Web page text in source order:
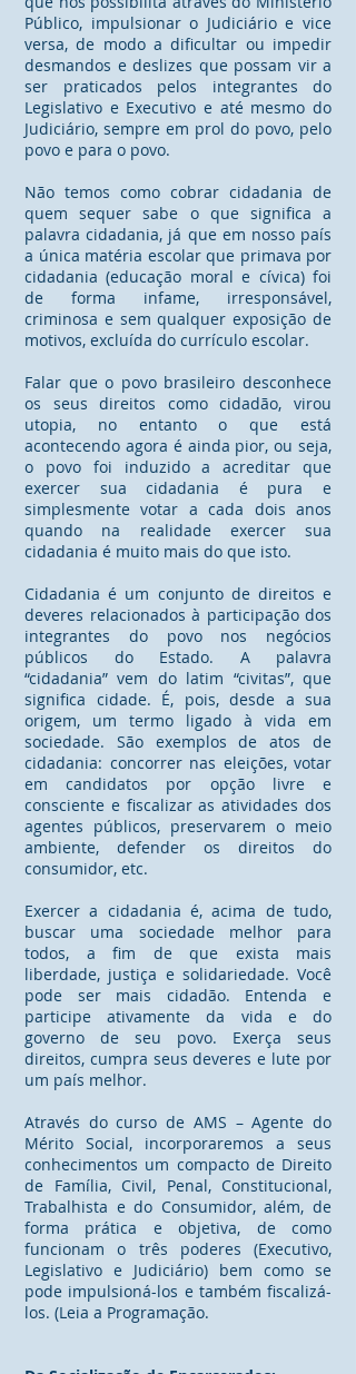
Público, impulsionar o Judiciário e vice
versa, de modo a dificultar ou impedir
desmandos e deslizes que possam vir a
ser praticados pelos integrantes do
Legislativo e Executivo e até mesmo do
Judiciário, sempre em prol do povo, pelo
povo e para o povo.
Não temos como cobrar cidadania de
quem sequer sabe o que significa a
palavra cidadania, já que em nosso país
a única matéria escolar que primava por
cidadania (educação moral e cívica) foi
de forma infame, irresponsável,
criminosa e sem qualquer exposição de
motivos, excluída do currículo escolar.
Falar que o povo brasileiro desconhece
os seus direitos como cidadão, virou
utopia, no entanto o que está
acontecendo agora é ainda pior, ou seja,
o povo foi induzido a acreditar que
exercer sua cidadania é pura e
simplesmente votar a cada dois anos
quando na realidade exercer sua
cidadania é muito mais do que isto.
Cidadania é um conjunto de direitos e
deveres relacionados à participação dos
integrantes do povo nos negócios
públicos do Estado. A palavra
“cidadania” vem do latim “civitas”, que
significa cidade. É, pois, desde a sua
origem, um termo ligado à vida em
sociedade. São exemplos de atos de
cidadania: concorrer nas eleições, votar
em candidatos por opção livre e
consciente e fiscalizar as atividades dos
agentes públicos, preservarem o meio
ambiente, defender os direitos do
consumidor, etc.
Exercer a cidadania é, acima de tudo,
buscar uma sociedade melhor para
todos, a fim de que exista mais
liberdade, justiça e solidariedade. Você
pode ser mais cidadão. Entenda e
participe ativamente da vida e do
governo de seu povo. Exerça seus
direitos, cumpra seus deveres e lute por
um país melhor.
Através do curso de AMS – Agente do
Mérito Social, incorporaremos a seus
conhecimentos um compacto de Direito
de Família, Civil, Penal, Constitucional,
Trabalhista e do Consumidor, além, de
forma prática e objetiva, de como
funcionam o três poderes (Executivo,
Legislativo e Judiciário) bem como se
pode impulsioná-los e também fiscalizá-
los. (Leia a Programação.